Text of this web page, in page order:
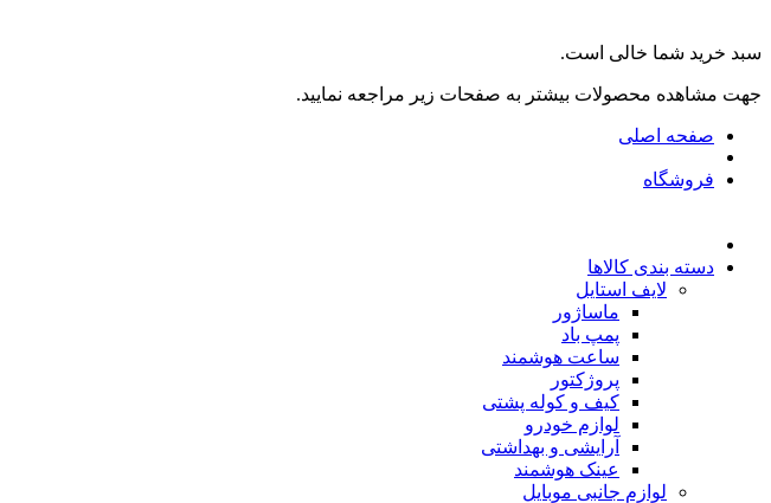
سبد خرید شما خالی است.
جهت مشاهده محصولات بیشتر به صفحات زیر مراجعه نمایید.
صفحه اصلی
فروشگاه
دسته بندی کالاها
لایف استایل
ماساژور
پمپ باد
ساعت هوشمند
پروژکتور
کیف و کوله پشتی
لوازم خودرو
آرایشی و بهداشتی
عینک هوشمند
لوازم جانبی موبایل